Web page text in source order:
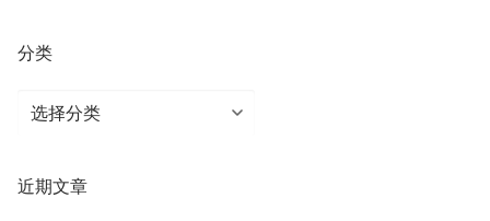
分类
分
近期文章